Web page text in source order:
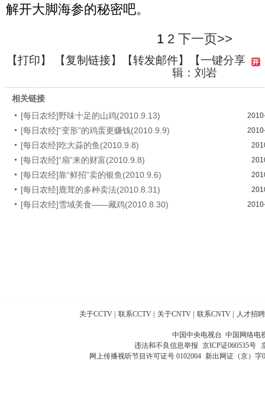
解开大脚海参的秘密吧。
1 2 下一页>>
【打印】 【复制链接】【转发邮件】
【一键分享
辑：刘岩
相关链接
[每日农经]野味十足的山鸡(2010.9.13)
[每日农经]“变形”的鸡蛋更赚钱(2010.9.9)
[每日农经]吃大蒜的鱼(2010.9.8)
[每日农经]“扇”来的财富(2010.9.8)
[每日农经]靠“鲜招”卖的银鱼(2010.9.6)
[每日农经]鹿茸的多种卖法(2010.8.31)
[每日农经]雪域美食——藏鸡(2010.8.30)
关于CCTV | 联系CCTV | 关于CNTV | 联系CNTV | 人才招聘
中国中央电视台 中国网络电
违法和不良信息举报 京ICP证060535号
网上传播视听节目许可证号 0102004 新出网证（京）